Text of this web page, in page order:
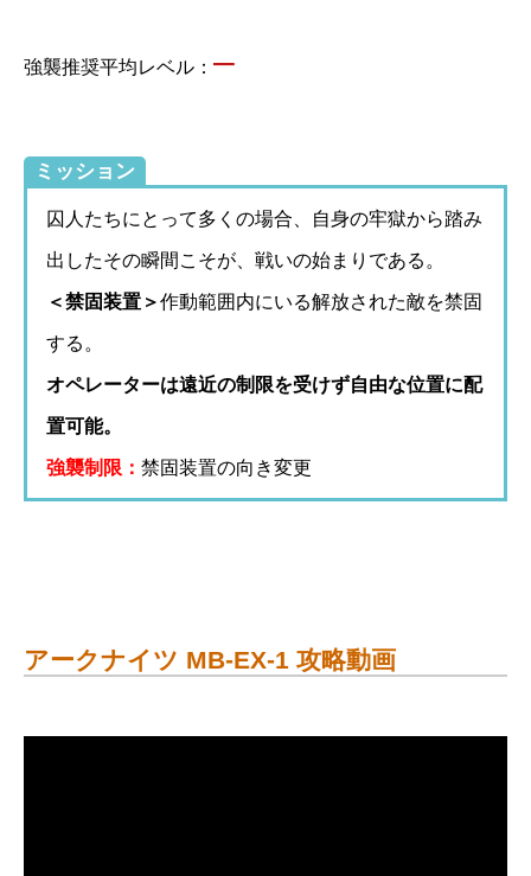
強襲推奨平均レベル： –
ミッション
囚人たちにとって多くの場合、自身の牢獄から踏み
出したその瞬間こそが、戦いの始まりである。
＜禁固装置＞作動範囲内にいる解放された敵を禁固
する。
オペレーターは遠近の制限を受けず自由な位置に配
置可能。
強襲制限： 禁固装置の向き変更
アークナイツ MB-EX-1 攻略動画